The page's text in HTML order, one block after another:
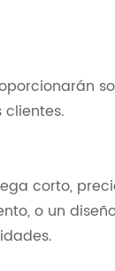
corto,
o un